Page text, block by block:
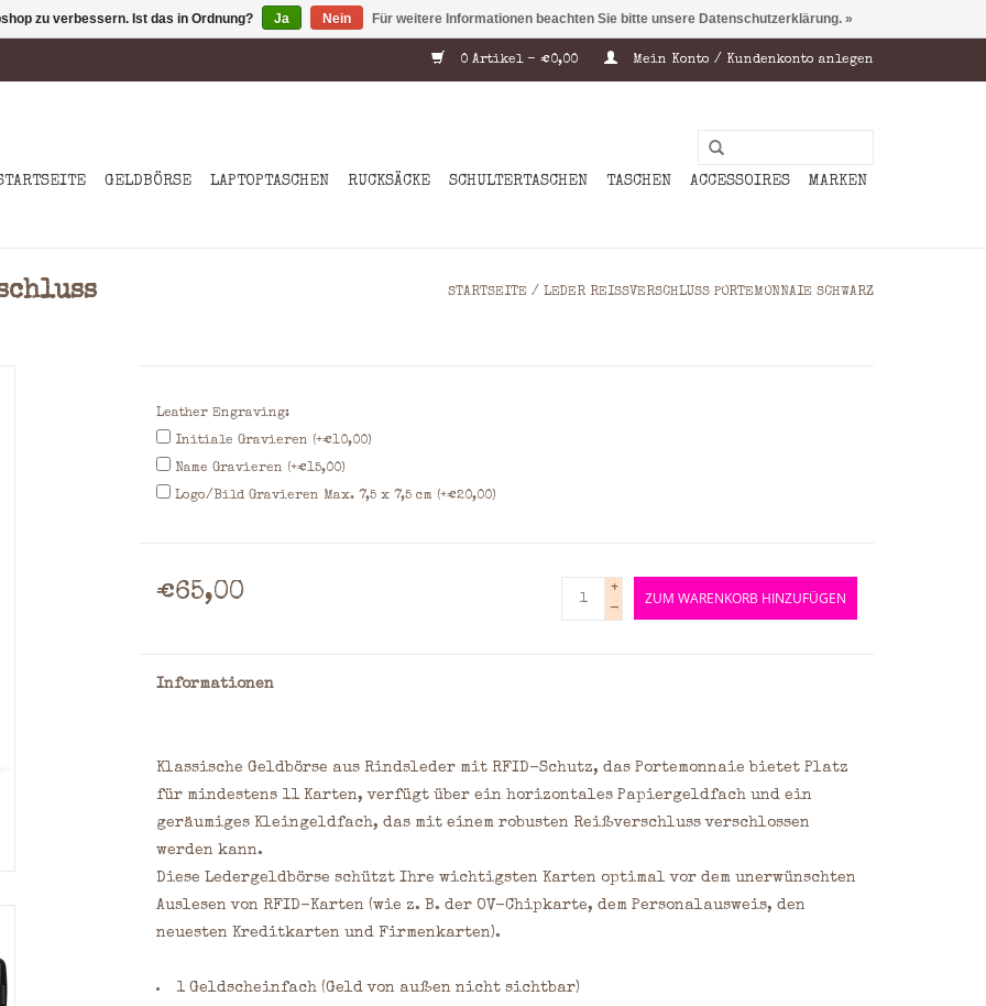
0 Artikel - €0,00 Mein Konto / Kundenkonto anlegen
GELDBÖRSE LAPTOPTASCHEN RUCKSÄCKE SCHULTERTASCHEN TASCHEN ACCESSOIRES MARKEN
STARTSEITE / LEDER REISSVERSCHLUSS PORTEMONNAIE SCHWARZ
Leather Engraving:
Initiale Gravieren (+€10,00)
Name Gravieren (+€15,00)
Logo/Bild Gravieren Max. 7,5 x 7,5 cm (+€20,00)
€65,00
+
-
ZUM WARENKORB HINZUFÜGEN
Informationen
Klassische Geldbörse aus Rindsleder mit RFID-Schutz, das Portemonnaie bietet Platz
für mindestens 11 Karten, verfügt über ein horizontales Papiergeldfach und ein
geräumiges Kleingeldfach, das mit einem robusten Reißverschluss verschlossen
werden kann.
Diese Ledergeldbörse schützt Ihre wichtigsten Karten optimal vor dem unerwünschten
Auslesen von RFID-Karten (wie z. B. der OV-Chipkarte, dem Personalausweis, den
neuesten Kreditkarten und Firmenkarten).
1 Geldscheinfach (Geld von außen nicht sichtbar)
zu verbessern. Ist das in Ordnung? Ja Nein Für weitere Informationen beachten Sie bitte unsere Datenschutzerklärung. »